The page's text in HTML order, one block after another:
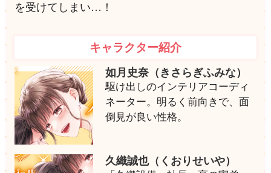
を受けてしまい…！
キャラクター紹介
如月史奈（きさらぎふみな）
駆け出しのインテリアコーディ
ネーター。明るく前向きで、面
倒見が良い性格。
久織誠也（くおりせいや）